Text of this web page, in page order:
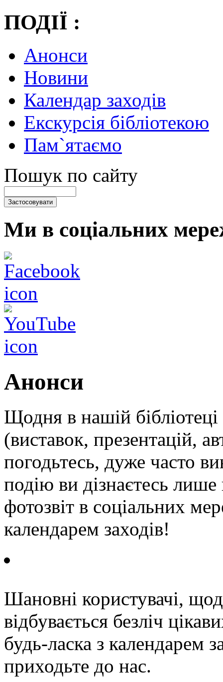
ПОДІЇ :
Анонси
Новини
Календар заходів
Екскурсія бібліотекою
Пам`ятаємо
Пошук по сайту
Ми в соціальних
Анонси
Щодня в нашій бібліотеці
(виставок, презентацій,
погодьтесь, дуже часто
подію ви дізнаєтесь
фотозвіт в соціальних
календарем заходів!
Шановні користувачі,
відбувається безліч
будь-ласка з календарем
приходьте до нас.